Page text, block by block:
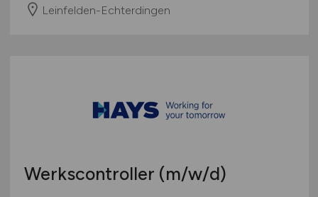
Leinfelden-Echterdingen
Werkscontroller (m/w/d)